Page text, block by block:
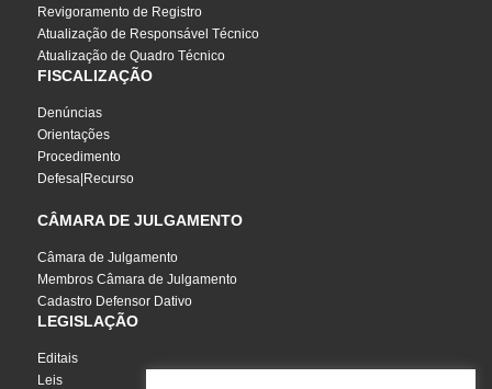
Revigoramento de Registro
Atualização de Responsável Técnico
Atualização de Quadro Técnico
FISCALIZAÇÃO
Denúncias
Orientações
Procedimento
Defesa|Recurso
CÂMARA DE JULGAMENTO
Câmara de Julgamento
Membros Câmara de Julgamento
Cadastro Defensor Dativo
LEGISLAÇÃO
Editais
Leis